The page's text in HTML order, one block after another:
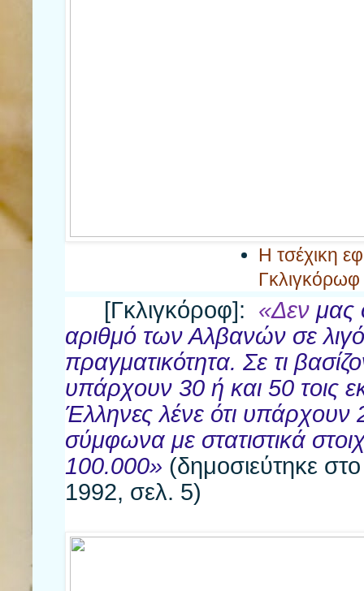
Η τσέχικη
Γκλιγκόρωφ
[Γκλιγκόροφ]: «Δεν μας
αριθμό των Αλβανών σε
πραγματικότητα. Σε τι
υπάρχουν 30 ή και 50 τοις
Έλληνες λένε ότι
σύμφωνα με στατιστικά
100.000» (δημοσιεύτηκε
1992, σελ. 5)